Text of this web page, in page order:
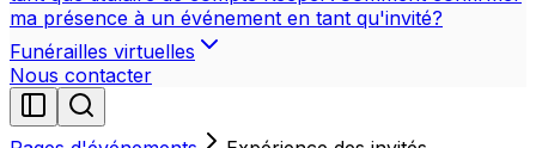
ma présence à un événement en tant qu'invité?
Funérailles virtuelles
Nous contacter